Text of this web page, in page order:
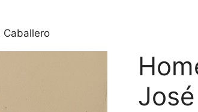
Caballero